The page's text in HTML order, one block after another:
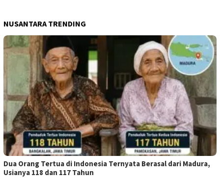
NUSANTARA TRENDING
Dua Orang Tertua di Indonesia Ternyata Berasal dari Madura,
Usianya 118 dan 117 Tahun